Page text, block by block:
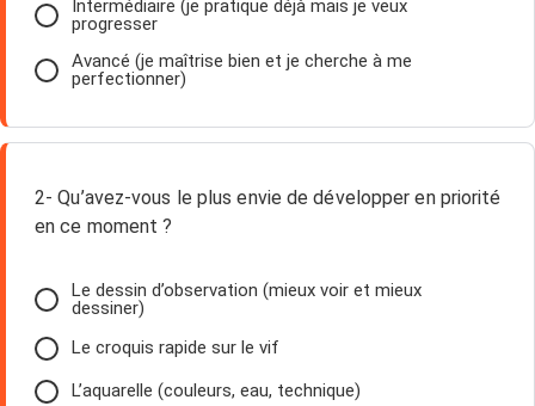
Intermédiaire (je pratique déjà mais je veux
progresser
Avancé (je maîtrise bien et je cherche à me
perfectionner)
2- Qu’avez-vous le plus envie de développer en priorité
en ce moment ?
Le dessin d’observation (mieux voir et mieux
dessiner)
Le croquis rapide sur le vif
L’aquarelle (couleurs, eau, technique)